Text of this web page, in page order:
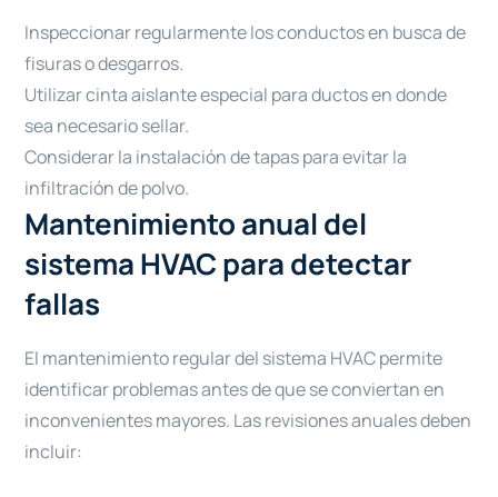
Inspeccionar regularmente los conductos en busca de
fisuras o desgarros.
Utilizar cinta aislante especial para ductos en donde
sea necesario sellar.
Considerar la instalación de tapas para evitar la
infiltración de polvo.
Mantenimiento anual del
sistema HVAC para detectar
fallas
El mantenimiento regular del sistema HVAC permite
identificar problemas antes de que se conviertan en
inconvenientes mayores. Las revisiones anuales deben
incluir: